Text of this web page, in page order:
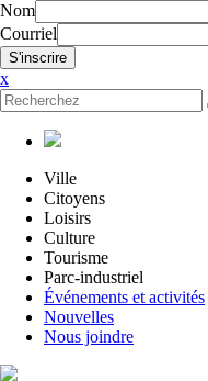
Nom
Courriel
x
Ville
Citoyens
Loisirs
Culture
Tourisme
Parc-industriel
Événements et activités
Nouvelles
Nous joindre